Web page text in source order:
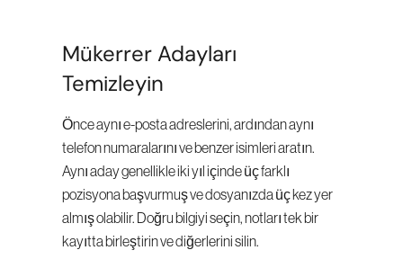
Mükerrer Adayları
Temizleyin
Önce aynı e-posta adreslerini, ardından aynı
telefon numaralarını ve benzer isimleri aratın.
Aynı aday genellikle iki yıl içinde üç farklı
pozisyona başvurmuş ve dosyanızda üç kez yer
almış olabilir. Doğru bilgiyi seçin, notları tek bir
kayıtta birleştirin ve diğerlerini silin.